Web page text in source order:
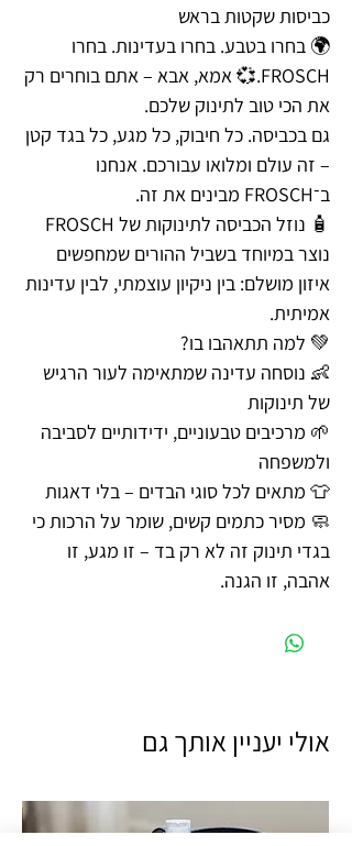
כביסות שקטות בראש
🌍 בחרו בטבע. בחרו בעדינות. בחרו
FROSCH.💞 אמא, אבא – אתם בוחרים רק
את הכי טוב לתינוק שלכם.
גם בכביסה. כל חיבוק, כל מגע, כל בגד קטן
– זה עולם ומלואו עבורכם. אנחנו
ב־FROSCH מבינים את זה.
🧴 נוזל הכביסה לתינוקות של FROSCH
נוצר במיוחד בשביל ההורים שמחפשים
איזון מושלם: בין ניקיון עוצמתי, לבין עדינות
אמיתית.
💚 למה תתאהבו בו?
👶 נוסחה עדינה שמתאימה לעור הרגיש
של תינוקות
🌱 מרכיבים טבעוניים, ידידותיים לסביבה
ולמשפחה
👕 מתאים לכל סוגי הבדים – בלי דאגות
🧼 מסיר כתמים קשים, שומר על הרכות כי
בגדי תינוק זה לא רק בד – זו מגע, זו
אהבה, זו הגנה.
אולי יעניין אותך גם